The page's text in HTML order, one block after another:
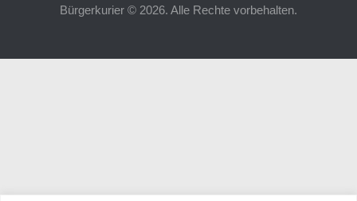
Bürgerkurier © 2026. Alle Rechte vorbehalten.